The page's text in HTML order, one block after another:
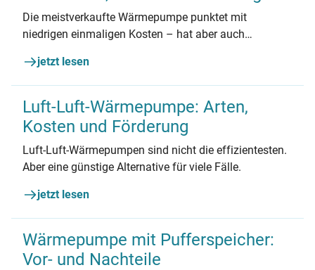
Die meistverkaufte Wärmepumpe punktet mit
niedrigen einmaligen Kosten – hat aber auch
jetzt lesen
Luft-Luft-Wärmepumpe: Arten,
Kosten und Förderung
Luft-Luft-Wärmepumpen sind nicht die effizientesten.
Aber eine günstige Alternative für viele Fälle.
jetzt lesen
Wärmepumpe mit Pufferspeicher:
Vor- und Nachteile